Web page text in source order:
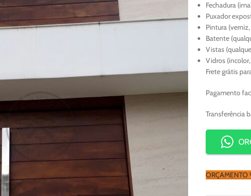
Fechadura
Puxador
Pintura
Batente
Vistas
Vidros
Frete grátis
Pagamento
Transferência
ORÇAMENTO